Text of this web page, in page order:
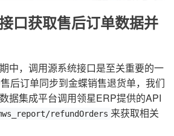
口获取售后订单数据并
中，调用源系统接口是至关重要的一
后订单同步到金蝶销售退货单，我们
据集成平台调用领星ERP提供的API
refundOrders 来获取相关